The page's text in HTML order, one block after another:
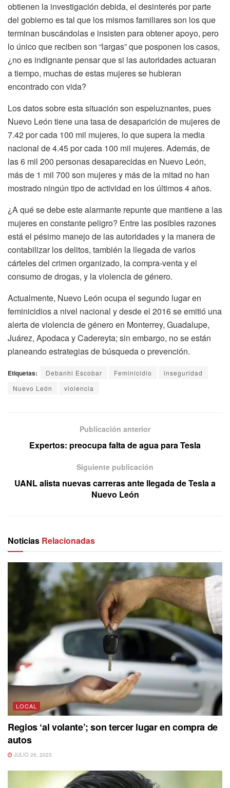
obtienen la investigación debida, el desinterés por parte
del gobierno es tal que los mismos familiares son los que
terminan buscándolas e insisten para obtener apoyo, pero
lo único que reciben son “largas” que posponen los casos,
¿no es indignante pensar que si las autoridades actuaran
a tiempo, muchas de estas mujeres se hubieran
encontrado con vida?
Los datos sobre esta situación son espeluznantes, pues
Nuevo León tiene una tasa de desaparición de mujeres de
7.42 por cada 100 mil mujeres, lo que supera la media
nacional de 4.45 por cada 100 mil mujeres. Además, de
las 6 mil 200 personas desaparecidas en Nuevo León,
más de 1 mil 700 son mujeres y más de la mitad no han
mostrado ningún tipo de actividad en los últimos 4 años.
¿A qué se debe este alarmante repunte que mantiene a las
mujeres en constante peligro? Entre las posibles razones
está el pésimo manejo de las autoridades y la manera de
contabilizar los delitos, también la llegada de varios
cárteles del crimen organizado, la compra-venta y el
consumo de drogas, y la violencia de género.
Actualmente, Nuevo León ocupa el segundo lugar en
feminicidios a nivel nacional y desde el 2016 se emitió una
alerta de violencia de género en Monterrey, Guadalupe,
Juárez, Apodaca y Cadereyta; sin embargo, no se están
planeando estrategias de búsqueda o prevención.
Etiquetas: Debanhi Escobar Feminicidio
inseguridad
Nuevo León
violencia
Publicación anterior
Expertos: preocupa falta de agua para Tesla
Siguiente publicación
UANL alista nuevas carreras ante llegada de Tesla a
Nuevo León
Noticias Relacionadas
LOCAL
Regios ‘al volante’; son tercer lugar en compra de
autos
JULIO 26, 2023